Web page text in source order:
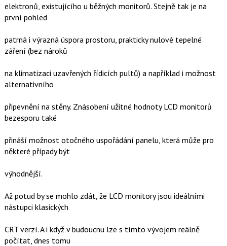
elektronů, existujícího u běžných monitorů. Stejně tak je na
první pohled
patrná i výrazná úspora prostoru, prakticky nulové tepelné
záření (bez nároků
na klimatizaci uzavřených řídicích pultů) a například i možnost
alternativního
připevnění na stěny. Znásobení užitné hodnoty LCD monitorů
bezesporu také
přináší možnost otočného uspořádání panelu, která může pro
některé případy být
výhodnější.
Až potud by se mohlo zdát, že LCD monitory jsou ideálními
nástupci klasických
CRT verzí. A i když v budoucnu lze s tímto vývojem reálně
počítat, dnes tomu